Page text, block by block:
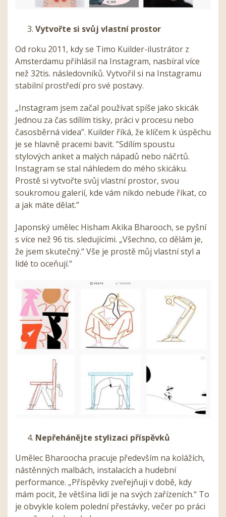
Vytvořte si svůj vlastní prostor
Od roku 2011, kdy se Timo Kuilder-ilustrátor z
Amsterdamu přihlásil na Instagram, nasbíral více
než 32tis. následovníků. Vytvořil si na Instagramu
stabilní prostředí pro své postavy.
„Instagram jsem začal používat spíše jako skicák
Jednou za čas sdílím tisky, práci v procesu nebo
časosběrná videa”. Kuilder říká, že klíčem k úspěchu
je se hlavně pracemi bavit. ”Sdílím spoustu
stylových anket a malých nápadů nebo náčrtů.
Instagram se stal náhledem do mého skicáku.
Prostě si vytvořte svůj vlastní prostor, svou
soukromou galerií, kde vám nikdo nebude říkat, co
a jak máte dělat.”
Japonský umělec Hisham Akika Bharooch, se pyšní
s více než 96 tis. sledujícími. „Všechno, co dělám je,
že jsem skutečný.“ Vše je prostě můj vlastní styl a
lidé to oceňují.“
Nepřehánějte stylizaci příspěvků
Umělec Bharoocha pracuje především na kolážích,
nástěnných malbách, instalacích a hudební
performance. „Příspěvky zveřejňuji v době, kdy
mám pocit, že většina lidí je na svých zařízeních.“ To
je obvykle kolem polední přestávky, večer po práci